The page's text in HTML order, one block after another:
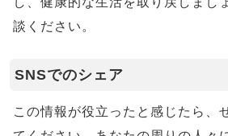
談ください。
SNSでのシェア
この情報が役立ったと感じたら、